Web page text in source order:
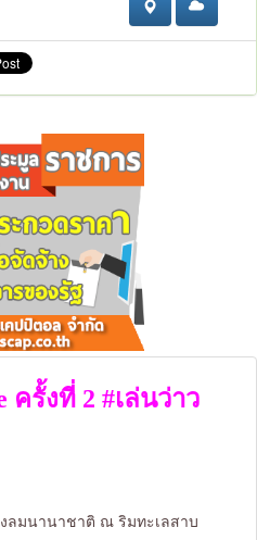
ครั้งที่ 2 #เล่นว่าว
ลมนานาชาติ ณ ริมทะเลสาบ